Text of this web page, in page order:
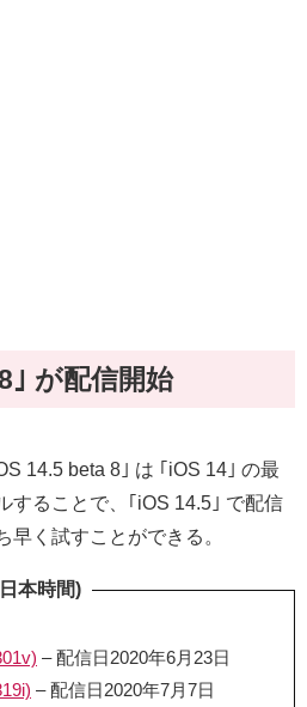
｣ が配信開始
14.5 beta 8｣ は ｢iOS 14｣ の最
することで、｢iOS 14.5｣ で配信
く試すことができる。
本時間)
– 配信日2020年6月23日
– 配信日2020年7月7日